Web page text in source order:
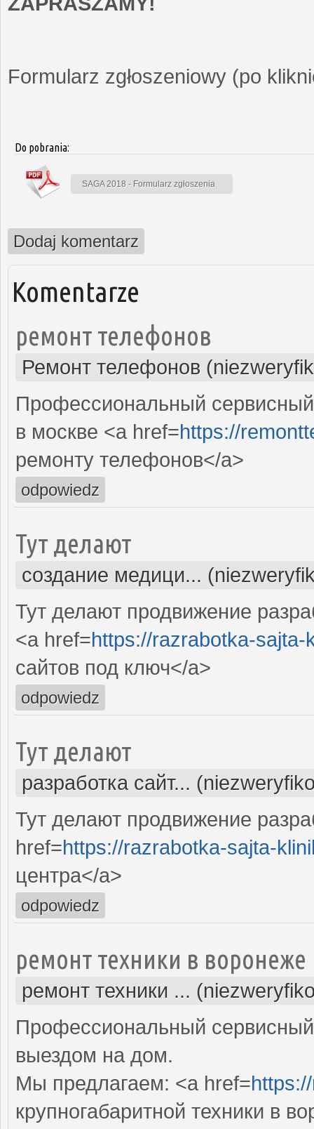
Formularz zgłoszeniowy (po
Do pobrania:
SAGA 2018 - Formularz zgłoszenia
Dodaj komentarz
Komentarze
ремонт телефонов
Ремонт телефонов
Профессиональный
в москве <a href=https://
ремонту телефонов</a>
odpowiedz
Тут делают
создание медици...
Тут делают продвижение
<a href=https://razrabotka-sajta-
сайтов под ключ</a>
odpowiedz
Тут делают
разработка сайт...
Тут делают продвижение
href=https://razrabotka-sajta-
центра</a>
odpowiedz
ремонт техники в воронеже
ремонт техники ...
Профессиональный
выездом на дом.
Мы предлагаем: <a href=
крупногабаритной техники в